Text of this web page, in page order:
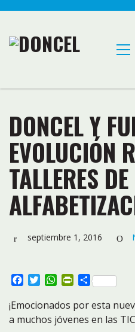
DONCEL Y
EVOLUCIÓN
TALLERES DE
septiembre 1, 2016
Facebook
TwitterWhatsApp
PrintFriendly
Compartir
¡Emocionados por esta
a muchos jóvenes en las